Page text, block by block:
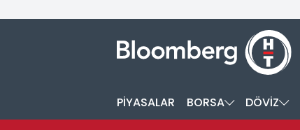
PİYASALAR BORSA DÖVİZ